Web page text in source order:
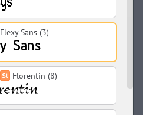
Flexy Sans (3)
Florentin (8)